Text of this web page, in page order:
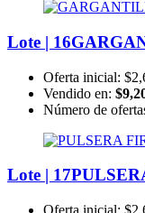
Lote | 16
Oferta inicial:
Vendido en:
Número de
Lote | 17
Oferta inicial: